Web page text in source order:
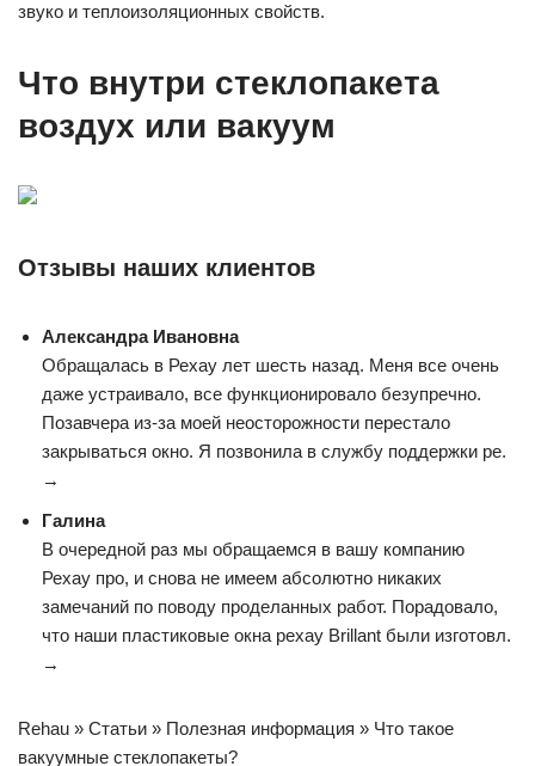
звуко и теплоизоляционных свойств.
Что внутри стеклопакета
воздух или вакуум
Отзывы наших клиентов
Александра Ивановна
Обращалась в Рехау лет шесть назад. Меня все очень
даже устраивало, все функционировало безупречно.
Позавчера из-за моей неосторожности перестало
закрываться окно. Я позвонила в службу поддержки ре.
→
Галина
В очередной раз мы обращаемся в вашу компанию
Рехау про, и снова не имеем абсолютно никаких
замечаний по поводу проделанных работ. Порадовало,
что наши пластиковые окна рехау Brillant были изготовл.
→
Rehau » Статьи » Полезная информация » Что такое
вакуумные стеклопакеты?